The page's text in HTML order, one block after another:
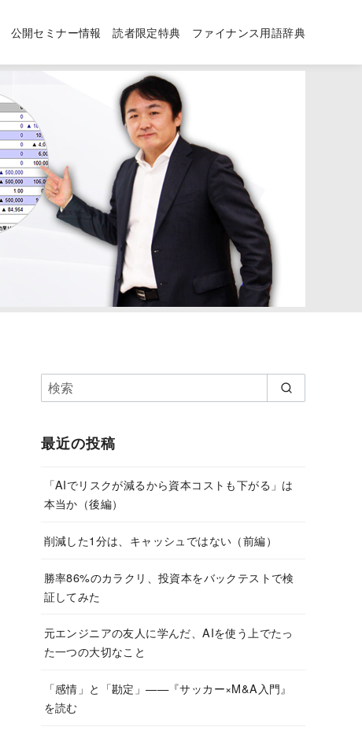
公開セミナー情報 読者限定特典 ファイナンス用語辞典
最近の投稿
「AIでリスクが減るから資本コストも下がる」は
本当か（後編）
削減した1分は、キャッシュではない（前編）
勝率86%のカラクリ、投資本をバックテストで検
証してみた
元エンジニアの友人に学んだ、AIを使う上でたっ
た一つの大切なこと
「感情」と「勘定」——『サッカー×M&A入門』
を読む